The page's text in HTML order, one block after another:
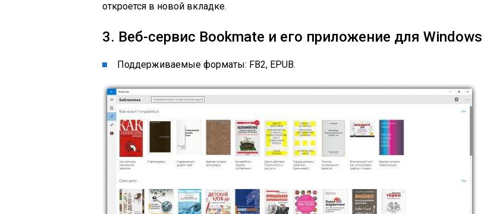
откроется в новой вкладке.
3. Веб-сервис Bookmate и его приложение для Windows
Поддерживаемые форматы: FB2, EPUB.